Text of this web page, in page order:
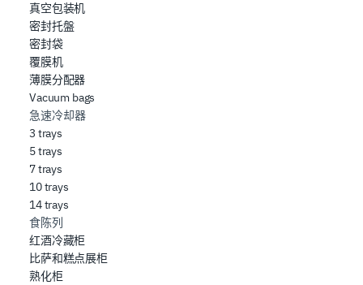
真空包装机
密封托盤
密封袋
覆膜机
薄膜分配器
Vacuum bags
急速冷却器
3 trays
5 trays
7 trays
10 trays
14 trays
食陈列
红酒冷藏柜
比萨和糕点展柜
熟化柜